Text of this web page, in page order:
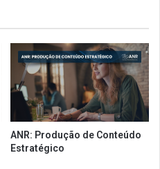
ANR: Produção de Conteúdo
Estratégico